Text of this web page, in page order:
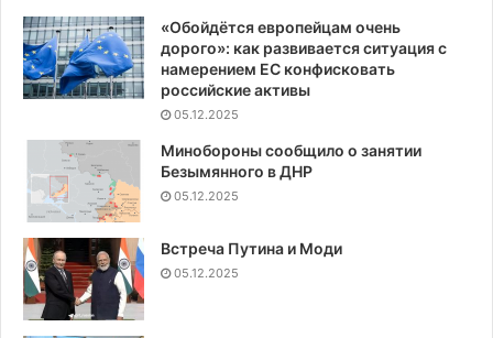
«Обойдётся европейцам очень
дорого»: как развивается ситуация с
намерением ЕС конфисковать
российские активы
05.12.2025
Минобороны сообщило о занятии
Безымянного в ДНР
05.12.2025
Встреча Путина и Моди
05.12.2025